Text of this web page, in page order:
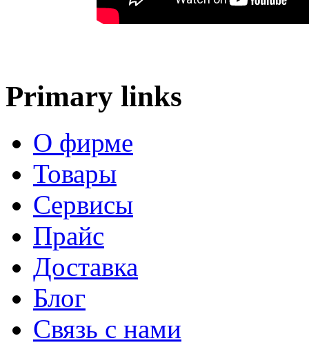
Primary links
О фирме
Товары
Сервисы
Прайс
Доставка
Блог
Связь с нами